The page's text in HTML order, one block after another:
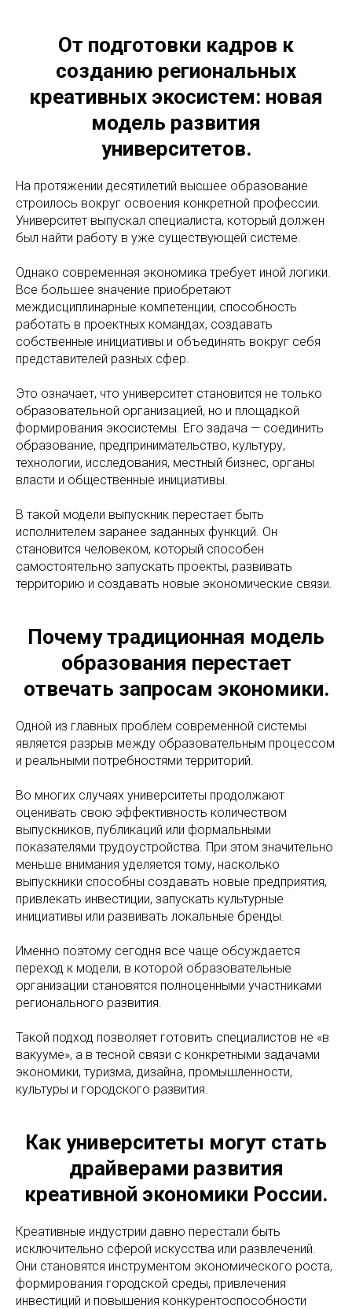
От подготовки кадров к
созданию региональных
креативных экосистем: новая
модель развития
университетов.
На протяжении десятилетий высшее образование
строилось вокруг освоения конкретной профессии.
Университет выпускал специалиста, который должен
был найти работу в уже существующей системе.
Однако современная экономика требует иной логики.
Все большее значение приобретают
междисциплинарные компетенции, способность
работать в проектных командах, создавать
собственные инициативы и объединять вокруг себя
представителей разных сфер.
Это означает, что университет становится не только
образовательной организацией, но и площадкой
формирования экосистемы. Его задача — соединить
образование, предпринимательство, культуру,
технологии, исследования, местный бизнес, органы
власти и общественные инициативы.
В такой модели выпускник перестает быть
исполнителем заранее заданных функций. Он
становится человеком, который способен
самостоятельно запускать проекты, развивать
территорию и создавать новые экономические связи.
Почему традиционная модель
образования перестает
отвечать запросам экономики.
Одной из главных проблем современной системы
является разрыв между образовательным процессом
и реальными потребностями территорий.
Во многих случаях университеты продолжают
оценивать свою эффективность количеством
выпускников, публикаций или формальными
показателями трудоустройства. При этом значительно
меньше внимания уделяется тому, насколько
выпускники способны создавать новые предприятия,
привлекать инвестиции, запускать культурные
инициативы или развивать локальные бренды.
Именно поэтому сегодня все чаще обсуждается
переход к модели, в которой образовательные
организации становятся полноценными участниками
регионального развития.
Такой подход позволяет готовить специалистов не «в
вакууме», а в тесной связи с конкретными задачами
экономики, туризма, дизайна, промышленности,
культуры и городского развития.
Как университеты могут стать
драйверами развития
креативной экономики России.
Креативные индустрии давно перестали быть
исключительно сферой искусства или развлечений.
Они становятся инструментом экономического роста,
формирования городской среды, привлечения
инвестиций и повышения конкурентоспособности